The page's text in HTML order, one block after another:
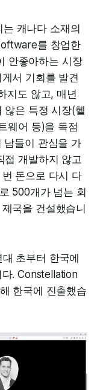
캐나다 소재의
를 창업한
안좋아하는 시장
서 기회를 발견
지도 않고, 매년
않은 특정 시장(헬
웨어 등)을 독점
남들이 관심을 가
접 개발하지 않고
돈으로 다시 다
500개가 넘는 회
국을 건설했습니
초부터 한국에
. Constellation
한국에 진출했습